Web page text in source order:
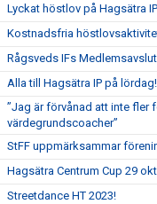
Lyckat höstlov på Hagsätra
Kostnadsfria
Rågsveds IFs
Alla till Hagsätra IP på lördag!
”Jag är förvånad att inte fler
värdegrundscoacher”
StFF uppmärksammar
Hagsätra Centrum Cup 29
Streetdance HT 2023!